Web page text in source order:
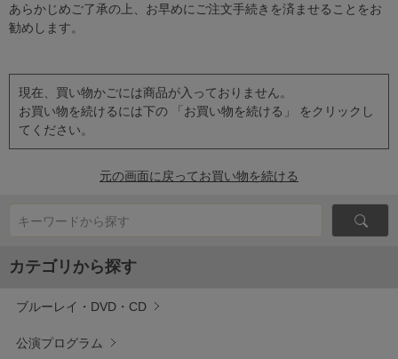
あらかじめご了承の上、お早めにご注文手続きを済ませることをお
勧めします。
現在、買い物かごには商品が入っておりません。
お買い物を続けるには下の 「お買い物を続ける」 をクリックし
てください。
元の画面に戻ってお買い物を続ける
キーワードから探す
カテゴリから探す
ブルーレイ・DVD・CD
公演プログラム